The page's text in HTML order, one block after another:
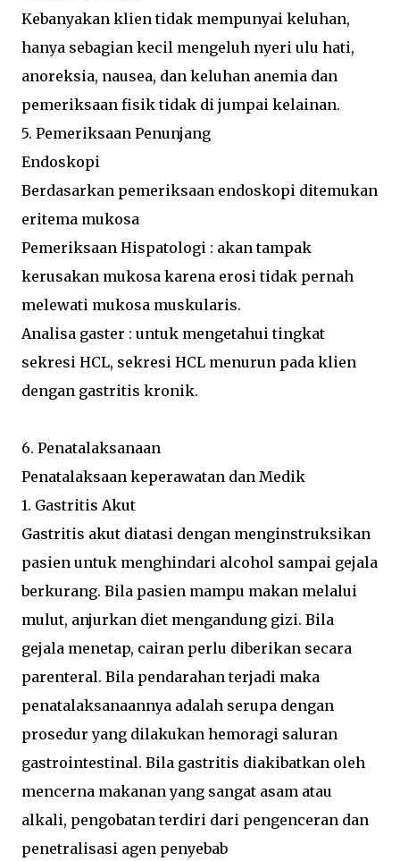
Kebanyakan klien tidak mempunyai keluhan,
hanya sebagian kecil mengeluh nyeri ulu hati,
anoreksia, nausea, dan keluhan anemia dan
pemeriksaan fisik tidak di jumpai kelainan.
5. Pemeriksaan Penunjang
Endoskopi
Berdasarkan pemeriksaan endoskopi ditemukan
eritema mukosa
Pemeriksaan Hispatologi : akan tampak
kerusakan mukosa karena erosi tidak pernah
melewati mukosa muskularis.
Analisa gaster : untuk mengetahui tingkat
sekresi HCL, sekresi HCL menurun pada klien
dengan gastritis kronik.
6. Penatalaksanaan
Penatalaksaan keperawatan dan Medik
1. Gastritis Akut
Gastritis akut diatasi dengan menginstruksikan
pasien untuk menghindari alcohol sampai gejala
berkurang. Bila pasien mampu makan melalui
mulut, anjurkan diet mengandung gizi. Bila
gejala menetap, cairan perlu diberikan secara
parenteral. Bila pendarahan terjadi maka
penatalaksanaannya adalah serupa dengan
prosedur yang dilakukan hemoragi saluran
gastrointestinal. Bila gastritis diakibatkan oleh
mencerna makanan yang sangat asam atau
alkali, pengobatan terdiri dari pengenceran dan
penetralisasi agen penyebab